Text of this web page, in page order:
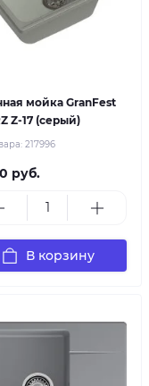
мойка GranFest
Z-17 (серый)
217996
руб.
В корзину